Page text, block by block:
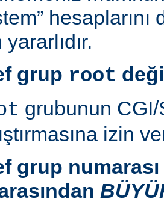
grup root
grubunun CGI/
izin
grup